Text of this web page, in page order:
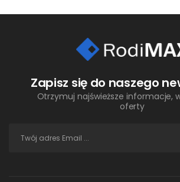
Zapisz się do naszego
Otrzymuj najświeższe informacje,
oferty